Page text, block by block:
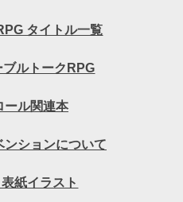
タイトル一覧
ルトークRPG
ール関連本
ションについて
紙イラスト